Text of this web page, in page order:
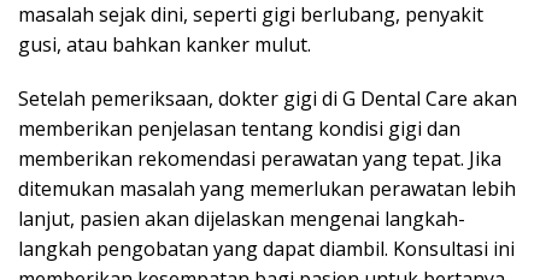
masalah sejak dini, seperti gigi berlubang, penyakit
gusi, atau bahkan kanker mulut.
Setelah pemeriksaan, dokter gigi di G Dental Care akan
memberikan penjelasan tentang kondisi gigi dan
memberikan rekomendasi perawatan yang tepat. Jika
ditemukan masalah yang memerlukan perawatan lebih
lanjut, pasien akan dijelaskan mengenai langkah-
langkah pengobatan yang dapat diambil. Konsultasi ini